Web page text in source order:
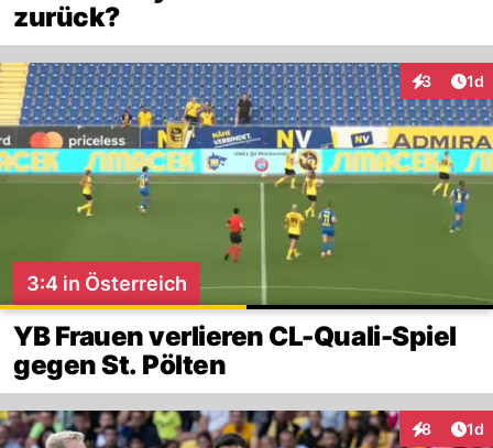
zurück?
3 1d
3:4 in Österreich
YB Frauen verlieren CL-Quali-Spiel
gegen St. Pölten
8 1d